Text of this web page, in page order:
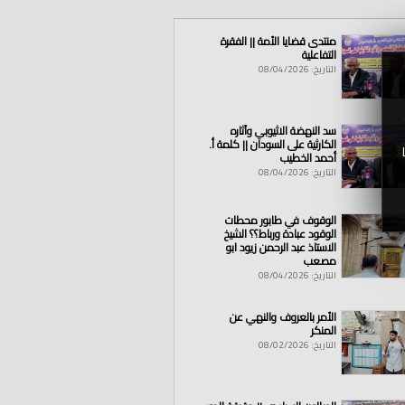
إجتماعي
منتدى قضايا الأمة || الفقرة
التفاعلية
التاريخ: 08/04/2026
سد النهضة الاثيوبي وآثاره
الكارثية على السودان || كلمة أ.
أحمد الخطيب
التاريخ: 08/04/2026
الوقوف في طابور محطات
الوقود عبادة ورباط؟؟ الشيخ
الاستاذ عبد الرحمن زيود ابو
مصعب
التاريخ: 08/04/2026
الأمر بالعروف والنهي عن
المنكر
التاريخ: 08/02/2026